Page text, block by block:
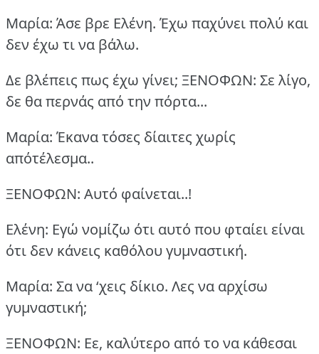
Μαρία: Άσε βρε Ελένη. Έχω παχύνει πολύ και
δεν έχω τι να βάλω.
Δε βλέπεις πως έχω γίνει; ΞΕΝΟΦΩΝ: Σε λίγο,
δε θα περνάς από την πόρτα...
Μαρία: Έκανα τόσες δίαιτες χωρίς
απότέλεσμα..
ΞΕΝΟΦΩΝ: Αυτό φαίνεται..!
Ελένη: Εγώ νομίζω ότι αυτό που φταίει είναι
ότι δεν κάνεις καθόλου γυμναστική.
Μαρία: Σα να ‘χεις δίκιο. Λες να αρχίσω
γυμναστική;
ΞΕΝΟΦΩΝ: Εε, καλύτερο από το να κάθεσαι